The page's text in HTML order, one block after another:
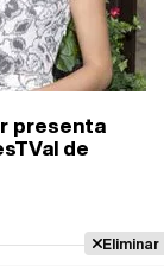
presenta
de
Eliminar